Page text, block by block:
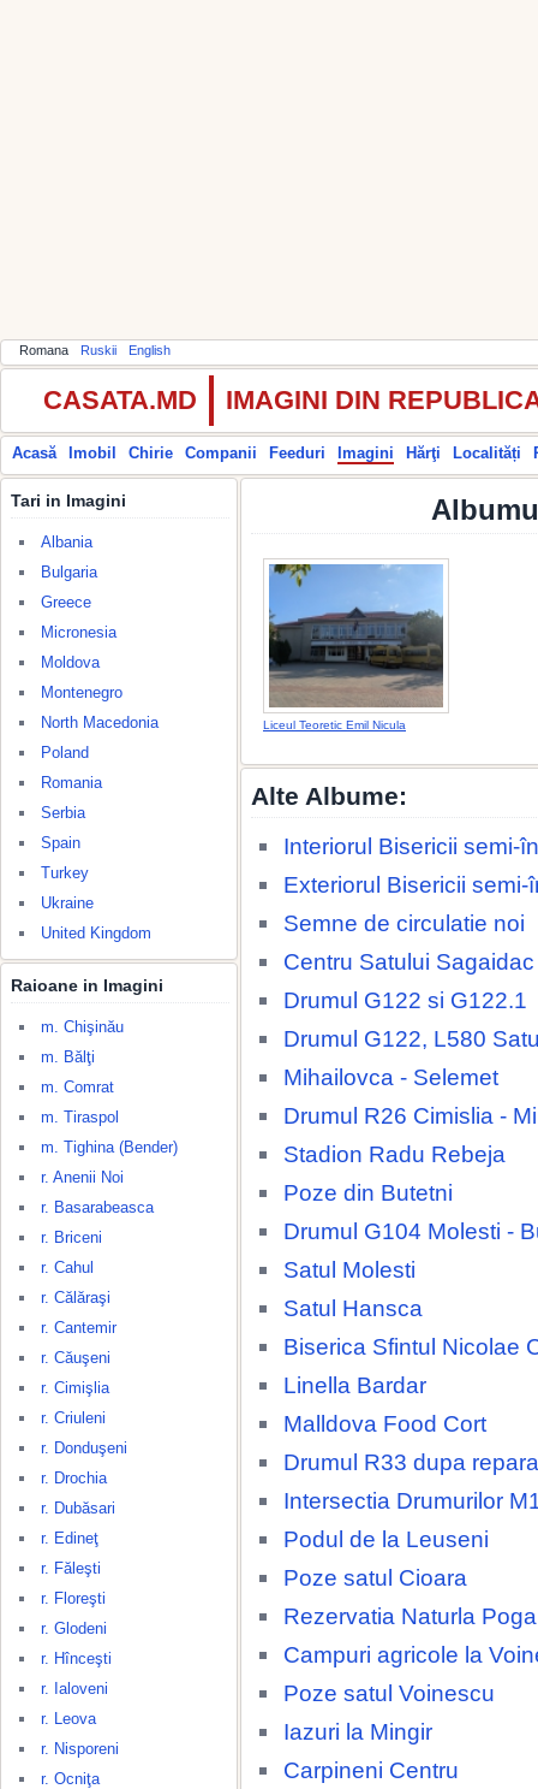
Romana Ruskii English
CASATA.MD IMAGINI DIN
Acasă Imobil Chirie Companii Feeduri Imagini Hărţi Localități
Tari in Imagini
Albania
Bulgaria
Greece
Micronesia
Moldova
Montenegro
North Macedonia
Poland
Romania
Serbia
Spain
Turkey
Ukraine
United Kingdom
Raioane in Imagini
m. Chişinău
m. Bălţi
m. Comrat
m. Tiraspol
m. Tighina (Bender)
r. Anenii Noi
r. Basarabeasca
r. Briceni
r. Cahul
r. Călăraşi
r. Cantemir
r. Căuşeni
r. Cimişlia
r. Criuleni
r. Donduşeni
r. Drochia
r. Dubăsari
r. Edineţ
r. Făleşti
r. Floreşti
r. Glodeni
r. Hînceşti
r. Ialoveni
r. Leova
r. Nisporeni
r. Ocniţa
Liceul Teoretic Emil Nicula
Alte Albume:
Interiorul Bisericii semi-
Exteriorul Bisericii
Semne de circulatie noi
Centru Satului Sagaidac
Drumul G122 si G122.1
Drumul G122, L580
Mihailovca - Selemet
Drumul R26 Cimislia -
Stadion Radu Rebeja
Poze din Butetni
Drumul G104 Molesti -
Satul Molesti
Satul Hansca
Biserica Sfintul Nicolae
Linella Bardar
Malldova Food Cort
Drumul R33 dupa
Intersectia Drumurilor
Podul de la Leuseni
Poze satul Cioara
Rezervatia Naturla
Campuri agricole la
Poze satul Voinescu
Iazuri la Mingir
Carpineni Centru